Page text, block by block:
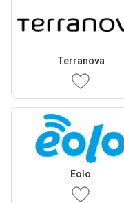
Terranova
Eolo